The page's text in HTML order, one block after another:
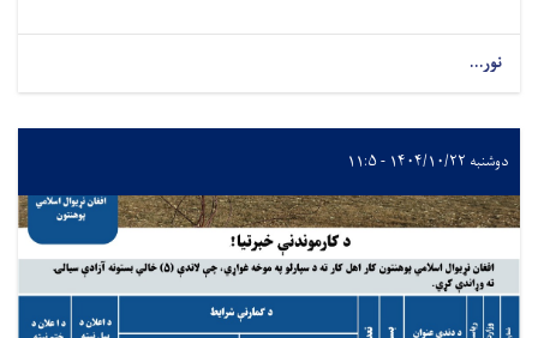
نور...
دوشنبه ۱۴۰۴/۱۰/۲۲ - ۱۱:۵